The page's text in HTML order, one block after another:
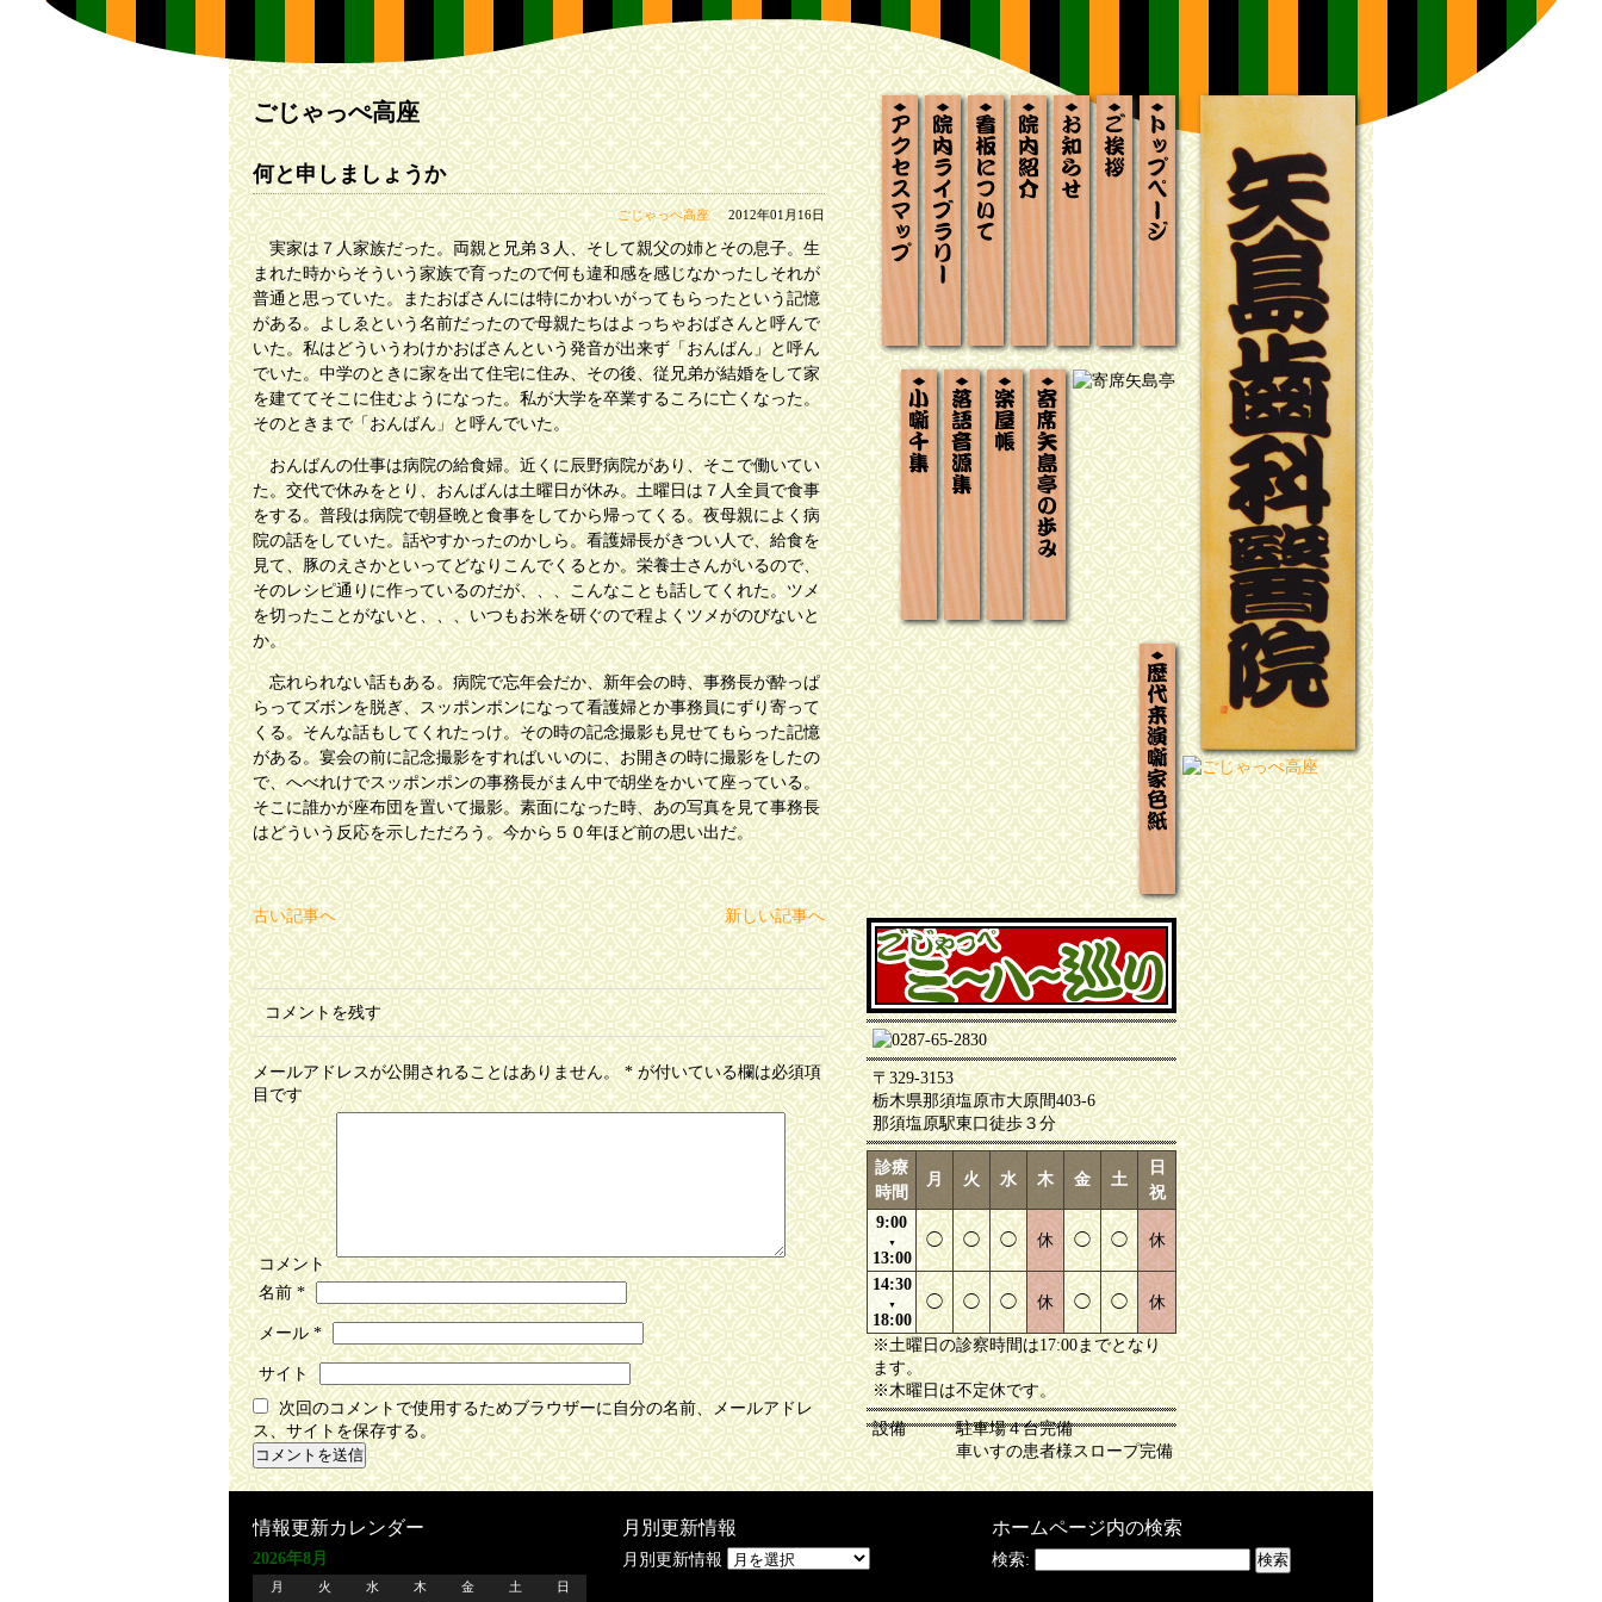
トップページ
ごあいさつ
お知らせ
院内案内
看板について
か歯ら板ライブラリー
アクセスマップ
寄席矢島亭の歩み
楽屋帳
落語音源集
小噺千集
歴代来演噺家
〒329-3153
栃木県那須塩原市大原間403-6
那須塩原駅東口徒歩３分
診療
時間
月 火 水 木 金 土
日
祝
9:00
▼
13:00
◯ ◯ ◯ 休 ◯ ◯ 休
14:30
▼
18:00
◯ ◯ ◯ 休 ◯ ◯ 休
※土曜日の診察時間は17:00までとなり
ます。
※木曜日は不定休です。
設備
駐車場４台完備
車いすの患者様スロープ完備
ごじゃっぺ高座
何と申しましょうか
2012年01月16日
ごじゃっぺ高座
実家は７人家族だった。両親と兄弟３人、そして親父の姉とその息子。生
まれた時からそういう家族で育ったので何も違和感を感じなかったしそれが
普通と思っていた。またおばさんには特にかわいがってもらったという記憶
がある。よしゑという名前だったので母親たちはよっちゃおばさんと呼んで
いた。私はどういうわけかおばさんという発音が出来ず「おんばん」と呼ん
でいた。中学のときに家を出て住宅に住み、その後、従兄弟が結婚をして家
を建ててそこに住むようになった。私が大学を卒業するころに亡くなった。
そのときまで「おんばん」と呼んでいた。
おんばんの仕事は病院の給食婦。近くに辰野病院があり、そこで働いてい
た。交代で休みをとり、おんばんは土曜日が休み。土曜日は７人全員で食事
をする。普段は病院で朝昼晩と食事をしてから帰ってくる。夜母親によく病
院の話をしていた。話やすかったのかしら。看護婦長がきつい人で、給食を
見て、豚のえさかといってどなりこんでくるとか。栄養士さんがいるので、
そのレシピ通りに作っているのだが、、、こんなことも話してくれた。ツメ
を切ったことがないと、、、いつもお米を研ぐので程よくツメがのびないと
か。
忘れられない話もある。病院で忘年会だか、新年会の時、事務長が酔っぱ
らってズボンを脱ぎ、スッポンポンになって看護婦とか事務員にずり寄って
くる。そんな話もしてくれたっけ。その時の記念撮影も見せてもらった記憶
がある。宴会の前に記念撮影をすればいいのに、お開きの時に撮影をしたの
で、へべれけでスッポンポンの事務長がまん中で胡坐をかいて座っている。
そこに誰かが座布団を置いて撮影。素面になった時、あの写真を見て事務長
はどういう反応を示しただろう。今から５０年ほど前の思い出だ。
古い記事へ 新しい記事へ
コメントを残す
メールアドレスが公開されることはありません。 *が付いている欄は必須項
目です
コメント
名前*
メール*
サイト
次回のコメントで使用するためブラウザーに自分の名前、メールアドレ
ス、サイトを保存する。
情報更新カレンダー
2026年8月
月 火 水 木 金 土 日
月別更新情報
月別更新情報
ホームページ内の検索
検索: